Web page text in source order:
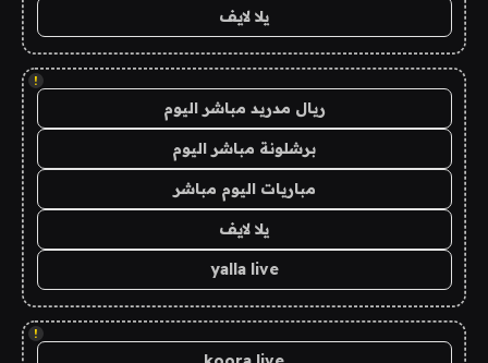
يلا لايف
!
ريال مدريد مباشر اليوم
برشلونة مباشر اليوم
مباريات اليوم مباشر
يلا لايف
yalla live
!